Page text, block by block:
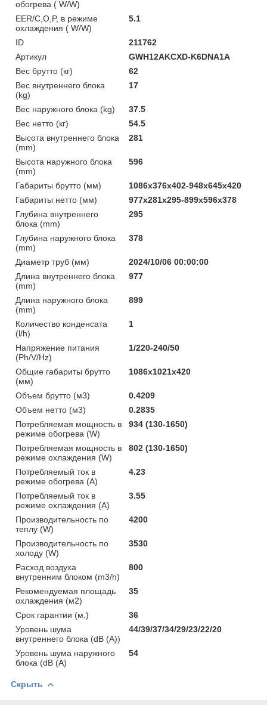
обогрева ( W/W)
EER/C,O,P, в режиме
охлаждения ( W/W)
5.1
ID
211762
Артикул
GWH12AKCXD-K6DNA1A
Вес брутто (кг)
62
Вес внутреннего блока
(kg)
17
Вес наружного блока (kg)
37.5
Вес нетто (кг)
54.5
Высота внутреннего блока
(mm)
281
Высота наружного блока
(mm)
596
Габариты брутто (мм)
1086x376x402-948x645x420
Габариты нетто (мм)
977x281x295-899x596x378
Глубина внутреннего
блока (mm)
295
Глубина наружного блока
(mm)
378
Диаметр труб (мм)
2024/10/06 00:00:00
Длина внутреннего блока
(mm)
977
Длина наружного блока
(mm)
899
Количество конденсата
(l/h)
1
Напряжение питания
(Ph/V/Hz)
1/220-240/50
Общие габариты брутто
(мм)
1086x1021x420
Объем брутто (м3)
0.4209
Объем нетто (м3)
0.2835
Потребляемая мощность в
режиме обогрева (W)
934 (130-1650)
Потребляемая мощность в
режиме охлаждения (W)
802 (130-1650)
Потребляемый ток в
режиме обогрева (A)
4.23
Потребляемый ток в
режиме охлаждения (A)
3.55
Производительность по
теплу (W)
4200
Производительность по
холоду (W)
3530
Расход воздуха
внутренним блоком (m3/h)
800
Рекомендуемая площадь
охлаждения (м2)
35
Срок гарантии (м,)
36
Уровень шума
внутреннего блока (dB (A))
44/39/37/34/29/23/22/20
Уровень шума наружного
блока (dB (A)
54
Скрыть